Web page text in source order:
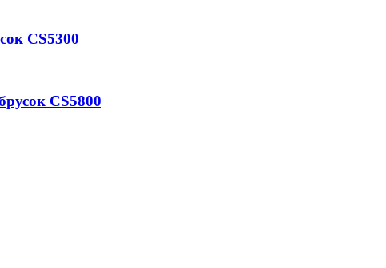
CS5300
CS5800